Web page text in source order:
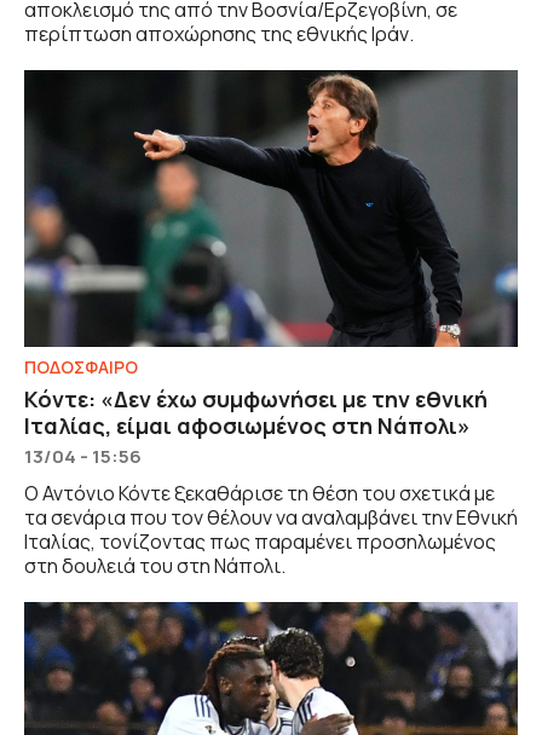
αποκλεισμό της από την Βοσνία/Ερζεγοβίνη, σε
περίπτωση αποχώρησης της εθνικής Ιράν.
ΠΟΔΟΣΦΑΙΡΟ
Κόντε: «Δεν έχω συμφωνήσει με την εθνική
Ιταλίας, είμαι αφοσιωμένος στη Νάπολι»
13/04 - 15:56
Ο Αντόνιο Κόντε ξεκαθάρισε τη θέση του σχετικά με
τα σενάρια που τον θέλουν να αναλαμβάνει την Εθνική
Ιταλίας, τονίζοντας πως παραμένει προσηλωμένος
στη δουλειά του στη Νάπολι.